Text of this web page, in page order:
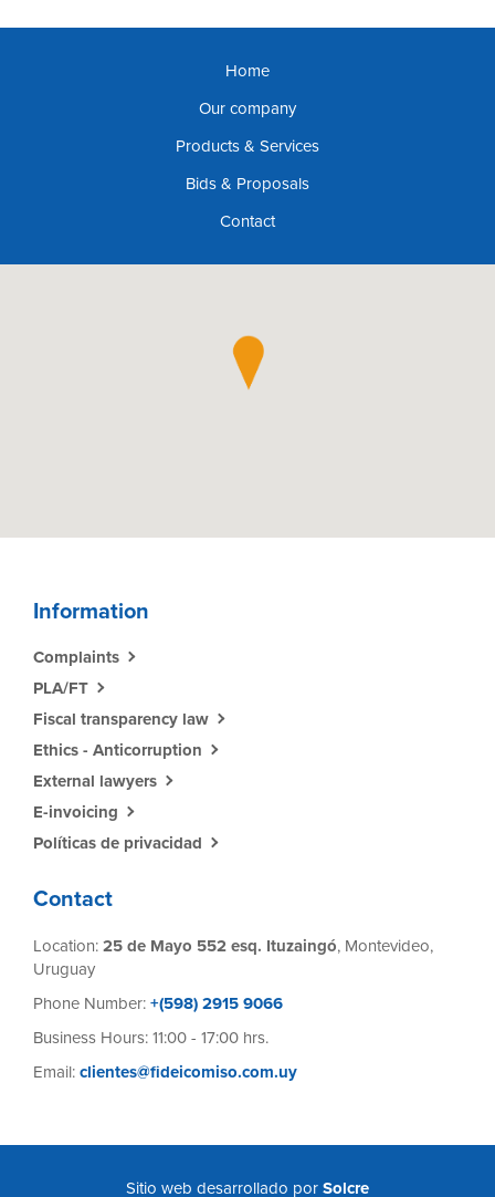
Home
Our company
Products & Services
Bids & Proposals
Contact
Information
Complaints
PLA/FT
Fiscal transparency law
Ethics - Anticorruption
External lawyers
E-invoicing
Políticas de privacidad
Contact
Location: 25 de Mayo 552 esq. Ituzaingó, Montevideo,
Uruguay
Phone Number: +(598) 2915 9066
Business Hours: 11:00 - 17:00 hrs.
Email: clientes@fideicomiso.com.uy
Sitio web desarrollado por Solcre